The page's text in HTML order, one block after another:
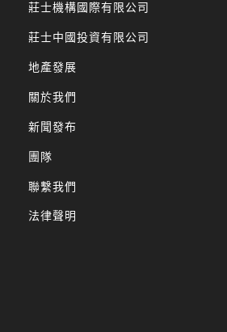
莊士機構國際有限公司
莊士中國投資有限公司
地產發展
關於我們
新聞發布
團隊
聯繫我們
法律聲明